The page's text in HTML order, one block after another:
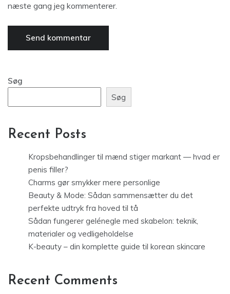
næste gang jeg kommenterer.
Søg
Søg
Recent Posts
Kropsbehandlinger til mænd stiger markant — hvad er
penis filler?
Charms gør smykker mere personlige
Beauty & Mode: Sådan sammensætter du det
perfekte udtryk fra hoved til tå
Sådan fungerer gelénegle med skabelon: teknik,
materialer og vedligeholdelse
K-beauty – din komplette guide til korean skincare
Recent Comments